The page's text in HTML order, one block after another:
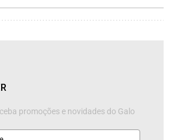
promoções e novidades do Galo